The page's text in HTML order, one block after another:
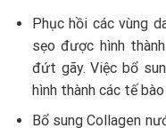
Phục hồi các vùng
sẹo được hình
đứt gãy. Việc bổ
hình thành các tế
Bổ sung Collagen